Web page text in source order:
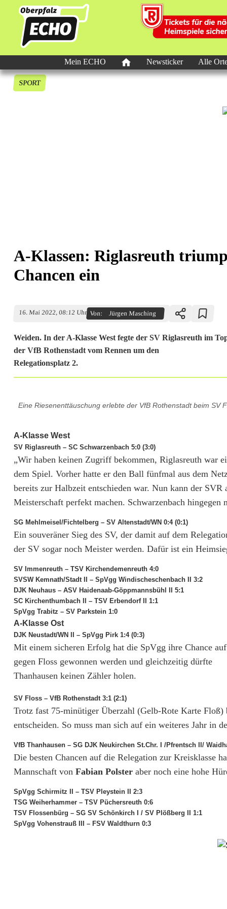
Mein ECHO Newsticker Alle
SPORT
A-Klassen: Riglasreuth
Chancen ein
16. Mai 2022, 08:12 Uhr Von: Jürgen Masching
Weiden. In der A-Klasse West fegte der SV Riglasreuth im
der VfB Rothenstadt vom Rennen um den
Relegationsplatz 2.
K
a
s
e
n
:
R
i
g
l
a
r
e
u
t
t
r
Eine Riesenenttäuschung erlebte der VfB Rothenstadt beim
A-Klasse West
SV Riglasreuth – SC Schwarzenbach 5:0 (3:0)
„Wir haben keinen Zugriff bekommen, Riglasreuth war
dem Spiel. Vorher hatte er den Ball fünfmal aus dem
bereits zur Halbzeit entschieden war. Nun kann der
Meisterschaft perfekt machen. Schwarzenbach
SG Mehlmeisel/Fichtelberg – SV Altenstadt/WN 0:4 (0:1)
Ein souveräner Sieg des SV, der damit auf dem
der SV sogar noch Meister werden. Dafür ist ein
SV Immenreuth – TSV Kirchendemenreuth 4:0
SVSW Kemnath/Stadt II – SpVgg Windischeschenbach II 3:2
DJK Neuhaus – ASV Haidenaab-Göppmannsbühl II 5:1
SC Kirchenthumbach II – TSV Erbendorf II 1:1
SpVgg Trabitz – SV Parkstein 1:0
A-Klasse Ost
DJK Neustadt/WN II – SpVgg Pirk 1:4 (0:3)
Mit einem sicheren Erfolg hat die SpVgg ihre Chance
gegen Floss gewonnen werden und gleichzeitig dürfte
Thanhausen keinen Zähler holen.
SV Floss – VfB Rothenstadt 3:1 (2:1)
Trotz fast 75-minütiger Überzahl (Gelb-Rote Karte
entscheiden. So muss man sich auf ein weiteres Jahr in
VfB Thanhausen – SG DJK Neukirchen St.Chr. I /Pfrentsch II/
Die besten Chancen auf die Relegation zur Kreisklasse
Mannschaft von Fabian Polster aber noch eine hohe
SpVgg Schirmitz II – TSV Pleystein II 2:3
TSG Weiherhammer – TSV Püchersreuth 0:6
TSV Flossenbürg – SG SV Schönkirch I / SV Plößberg II 1:1
SpVgg Vohenstrauß III – FSV Waldthurn 0:3